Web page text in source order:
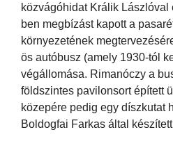
közvágóhidat Králik Lászlóval
ben megbízást kapott a
környezetének
ös autóbusz (amely 1930-tól
végállomása. Rimanóczy a
földszintes pavilonsort épített
közepére pedig egy díszkutat
Boldogfai Farkas által